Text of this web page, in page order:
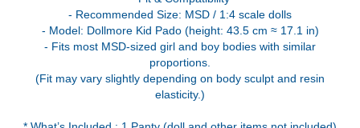
- Recommended Size: MSD / 1:4 scale dolls
- Model: Dollmore Kid Pado (height: 43.5 cm ≈ 17.1 in)
- Fits most MSD-sized girl and boy bodies with similar
proportions.
(Fit may vary slightly depending on body sculpt and resin
elasticity.)